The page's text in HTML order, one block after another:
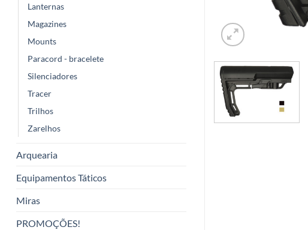
Lanternas
Magazines
Mounts
Paracord - bracelete
Silenciadores
Tracer
Trilhos
Zarelhos
Arquearia
Equipamentos Táticos
Miras
PROMOÇÕES!